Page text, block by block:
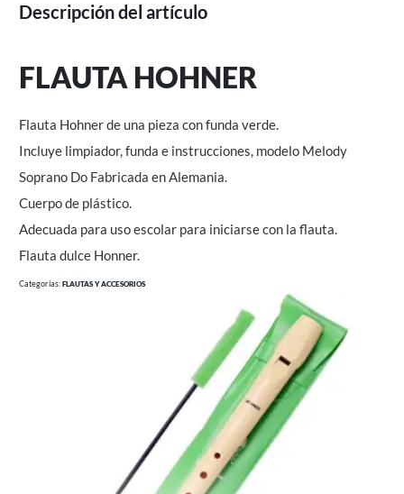
Descripción del artículo
FLAUTA HOHNER
Flauta Hohner de una pieza con funda verde.
Incluye limpiador, funda e instrucciones, modelo Melody
Soprano Do Fabricada en Alemania.
Cuerpo de plástico.
Adecuada para uso escolar para iniciarse con la flauta.
Flauta dulce Honner.
Categorías: FLAUTAS Y ACCESORIOS